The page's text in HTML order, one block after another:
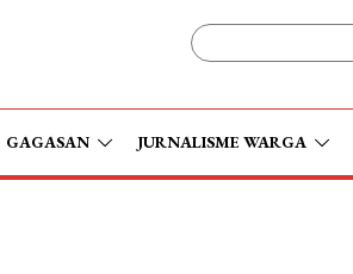
GAGASAN JURNALISME WARGA